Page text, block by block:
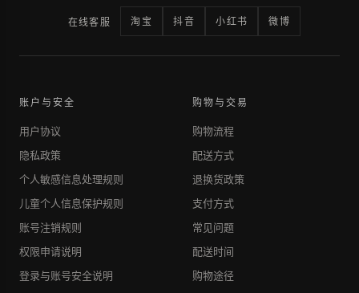
在线客服 淘宝 抖音 小红书 微博
账户与安全
用户协议
隐私政策
个人敏感信息处理规则
儿童个人信息保护规则
账号注销规则
权限申请说明
登录与账号安全说明
购物与交易
购物流程
配送方式
退换货政策
支付方式
常见问题
配送时间
购物途径